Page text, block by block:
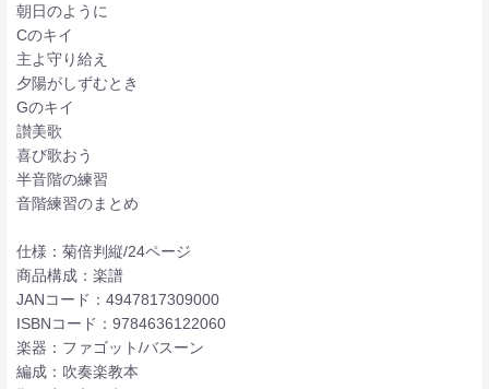
朝日のように
Cのキイ
主よ守り給え
夕陽がしずむとき
Gのキイ
讃美歌
喜び歌おう
半音階の練習
音階練習のまとめ
仕様：菊倍判縦/24ページ
商品構成：楽譜
JANコード：4947817309000
ISBNコード：9784636122060
楽器：ファゴット/バスーン
編成：吹奏楽教本